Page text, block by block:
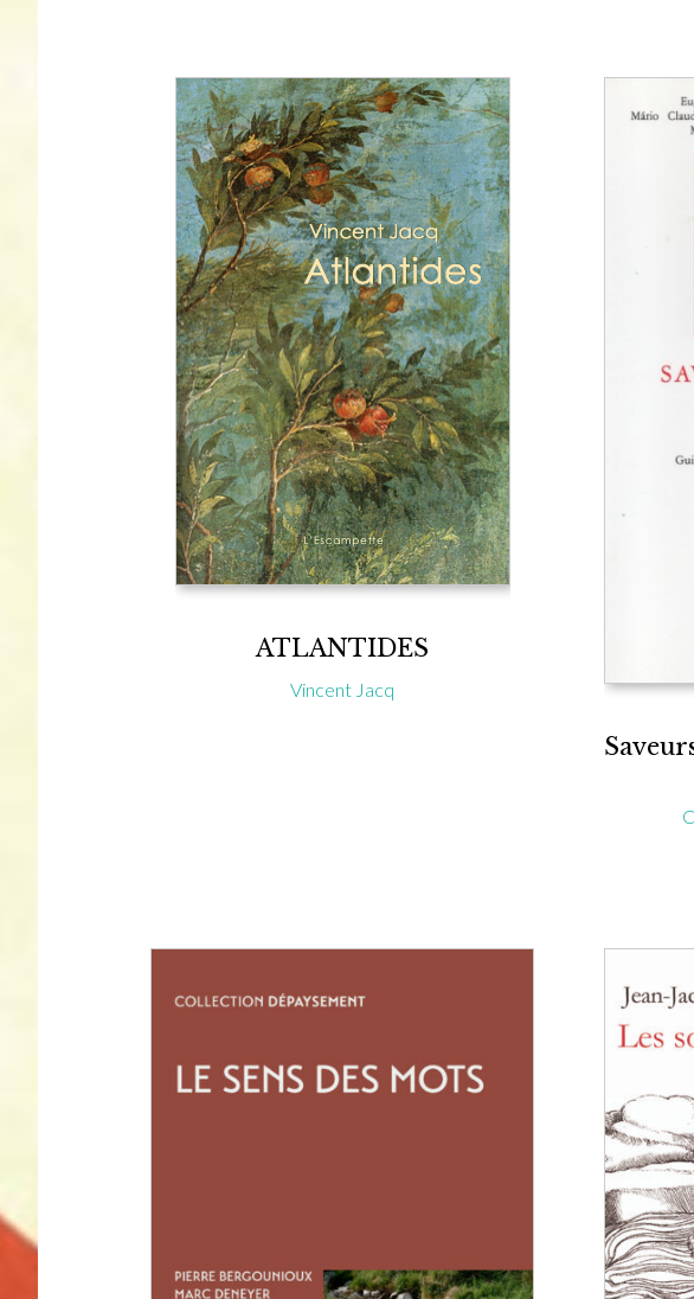
ATLANTIDES
Vincent Jacq